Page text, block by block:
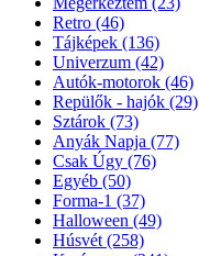
Retro (46)
Tájképek (136)
Univerzum (42)
Autók-motorok (46)
Repülők - hajók (29)
Sztárok (73)
Anyák Napja (77)
Csak Úgy (76)
Egyéb (50)
Forma-1 (37)
Halloween (49)
Húsvét (258)